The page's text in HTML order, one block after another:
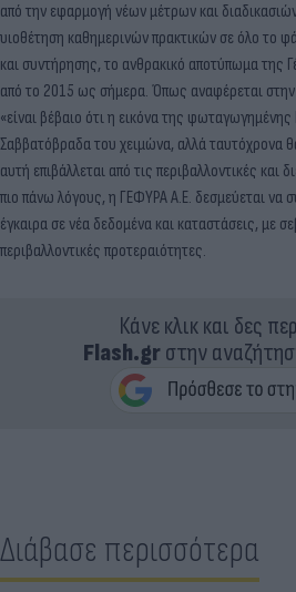
από την εφαρμογή νέων μέτρων και
υιοθέτηση καθημερινών πρακτικών σε όλο το
και συντήρησης, το ανθρακικό αποτύπωμα της
από το 2015 ως σήμερα. Όπως αναφέρεται στην
«είναι βέβαιο ότι η εικόνα της
Σαββατόβραδα του χειμώνα, αλλά ταυτόχρονα
αυτή επιβάλλεται από τις περιβαλλοντικές και
πιο πάνω λόγους, η ΓΕΦΥΡΑ Α.Ε. δεσμεύεται να
έγκαιρα σε νέα δεδομένα και καταστάσεις, με
περιβαλλοντικές προτεραιότητες.
Κάνε κλικ και δες
Flash.grστην
Διάβασε περισσότερα